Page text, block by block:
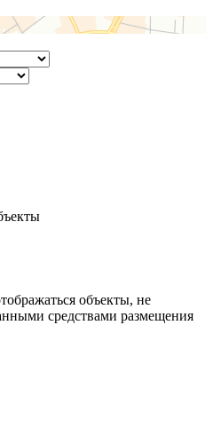
объекты, не
средствами размещения